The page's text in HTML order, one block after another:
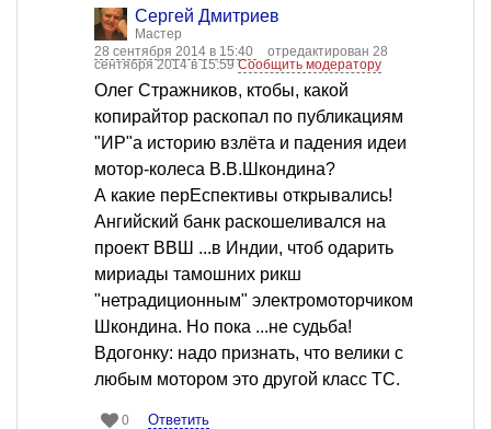
Сергей Дмитриев
Мастер
28 сентября 2014 в 15:40
отредактирован 28
сентября 2014 в 15:59Сообщить модератору
Олег Стражников, ктобы, какой
копирайтор раскопал по публикациям
"ИР"а историю взлёта и падения идеи
мотор-колеса В.В.Шкондина?
А какие перЕспективы открывались!
Ангийский банк раскошеливался на
проект ВВШ ...в Индии, чтоб одарить
мириады тамошних рикш
"нетрадиционным" электромоторчиком
Шкондина. Но пока ...не судьба!
Вдогонку: надо признать, что велики с
любым мотором это другой класс ТС.
0 Ответить